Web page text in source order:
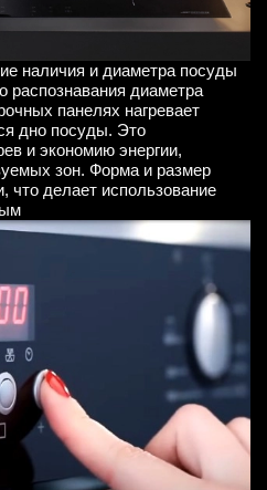
наличия и диаметра посуды
распознавания диаметра
панелях нагревает
дно посуды. Это
и экономию энергии,
зон. Форма и размер
делает использование